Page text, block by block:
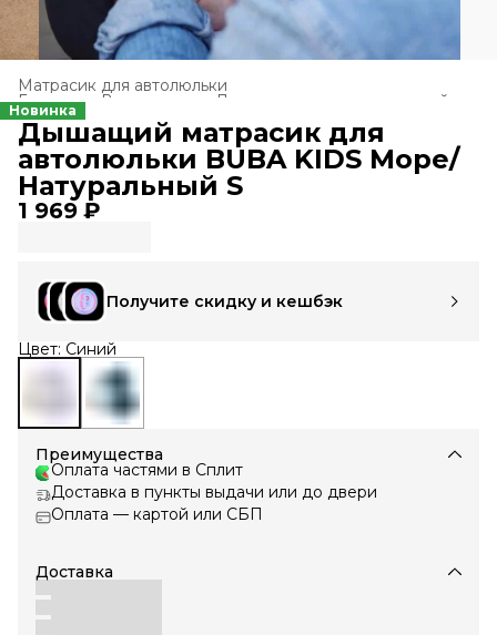
Матрасик для автолюльки
Для прогулок и путешествий
Все товары
Главная
Новинка
Дышащий матрасик для
автолюльки BUBA KIDS Море/
Натуральный S
1 969 ₽
Получите скидку и кешбэк
Цвет: Синий
Преимущества
Оплата частями в Сплит
Доставка в пункты выдачи или до двери
Оплата — картой или СБП
Доставка